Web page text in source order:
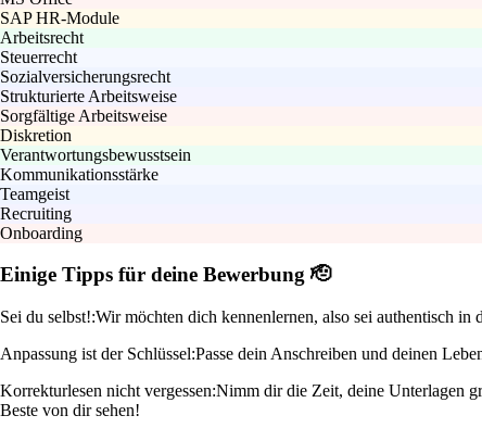
SAP HR-Module
Arbeitsrecht
Steuerrecht
Sozialversicherungsrecht
Strukturierte Arbeitsweise
Sorgfältige Arbeitsweise
Diskretion
Verantwortungsbewusstsein
Kommunikationsstärke
Teamgeist
Recruiting
Onboarding
Einige Tipps für deine Bewerbung 🫡
Sei du selbst!:Wir möchten dich kennenlernen, also sei authentisch
Anpassung ist der Schlüssel:Passe dein Anschreiben und deinen
Korrekturlesen nicht vergessen:Nimm dir die Zeit, deine Unterlagen
Beste von dir sehen!